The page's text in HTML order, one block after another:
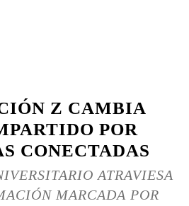
Z CAMBIA
POR
CONECTADAS
ATRAVIESA
MARCADA POR